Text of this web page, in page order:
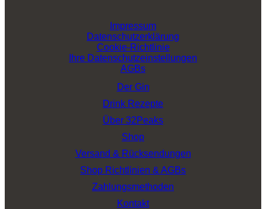
Impressum
Datenschutzerklärung
Cookie-Richtlinie
Ihre Datenschutzeinstellungen
AGBs
Der Gin
Drink Rezepte
Über 32Peaks
Shop
Versand & Rücksendungen
Shop Richtlinien & AGBs
Zahlungsmethoden
Kontakt